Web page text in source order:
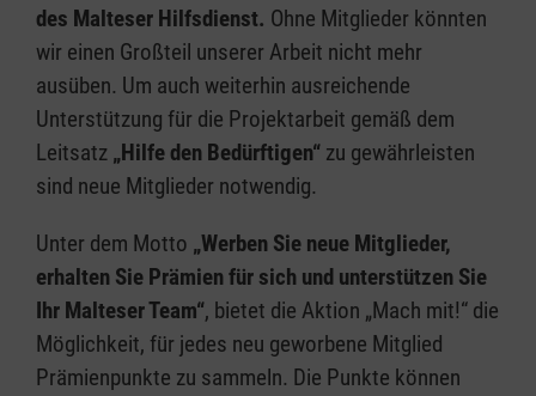
des Malteser Hilfsdienst. Ohne Mitglieder könnten
wir einen Großteil unserer Arbeit nicht mehr
ausüben. Um auch weiterhin ausreichende
Unterstützung für die Projektarbeit gemäß dem
Leitsatz „Hilfe den Bedürftigen“ zu gewährleisten
sind neue Mitglieder notwendig.
Unter dem Motto „Werben Sie neue Mitglieder,
erhalten Sie Prämien für sich und unterstützen Sie
Ihr Malteser Team“, bietet die Aktion „Mach mit!“ die
Möglichkeit, für jedes neu geworbene Mitglied
Prämienpunkte zu sammeln. Die Punkte können